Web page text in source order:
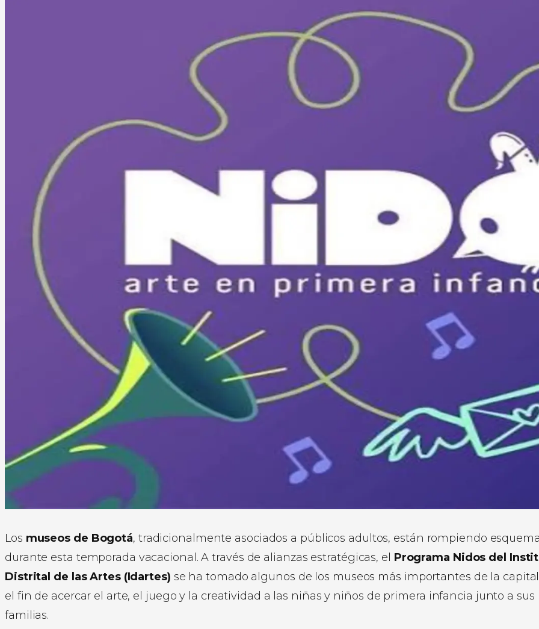
Los museos de Bogotá, tradicionalmente asociados a públicos adultos, están rompiendo
durante esta temporada vacacional. A través de alianzas estratégicas, el Programa Nidos del
Distrital de las Artes (Idartes) se ha tomado algunos de los museos más importantes de la
el fin de acercar el arte, el juego y la creatividad a las niñas y niños de primera infancia junto a sus
familias.